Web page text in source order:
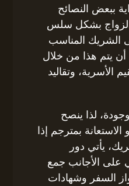
ببعض النصائح
الزواج بشكل سلس
الشريك المناسب
يتم هذا من خلال
الأسرية، وتقاليد
لذا ينصح
بمترجم إذا
يأتي دور
على الأجانب جمع
السفر وشهادات